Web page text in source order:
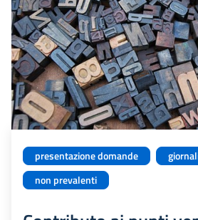
presentazione domande
non prevalenti